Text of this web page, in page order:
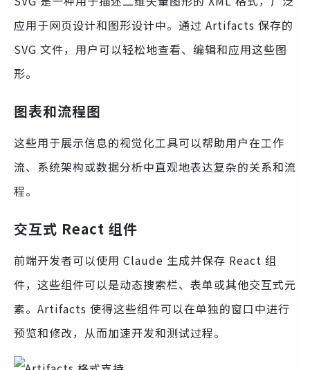
应用于网页设计和图形设计中。通过 Artifacts 保存的
SVG 文件，用户可以轻松地查看、编辑和应用这些图
形。
图表和流程图
这些用于展示信息的视觉化工具可以帮助用户在工作
流、系统架构或数据分析中直观地表达复杂的关系和流
程。
交互式 React 组件
前端开发者可以使用 Claude 生成并保存 React 组
件，这些组件可以是动态搜索栏、表单或其他交互式元
素。Artifacts 使得这些组件可以在单独的窗口中进行
预览和修改，从而加速开发和测试过程。